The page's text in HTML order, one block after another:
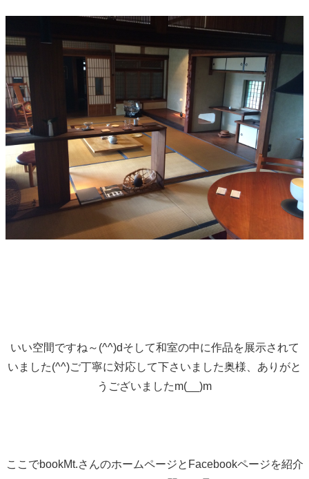
いい空間ですね～(^^)dそして和室の中に作品を展示されて
いました(^^)ご丁寧に対応して下さいました奥様、ありがと
うございましたm(__)m
ここでbookMt.さんのホームページとFacebookページを紹介